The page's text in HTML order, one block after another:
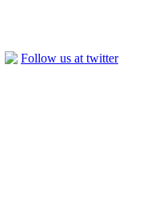
Follow us at twitter